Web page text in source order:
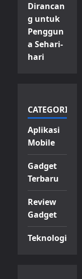
Dirancan
g untuk
Penggun
a Sehari-
hari
CATEGORIES
Aplikasi
Mobile
Gadget
Terbaru
Review
Gadget
Teknologi